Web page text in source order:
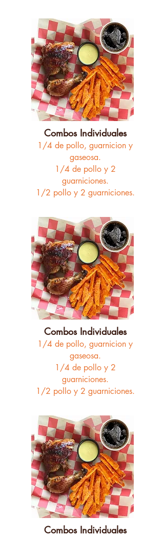
Combos Individuales
1/4 de pollo, guarnicion y
gaseosa.
1/4 de pollo y 2
guarniciones.
1/2 pollo y 2 guarniciones.
Combos Individuales
1/4 de pollo, guarnicion y
gaseosa.
1/4 de pollo y 2
guarniciones.
1/2 pollo y 2 guarniciones.
Combos Individuales